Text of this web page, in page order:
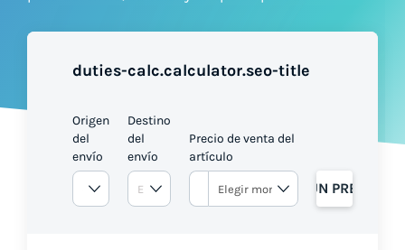
Pricing
duties-calc.calculator.seo-title
Origen
del
envío
Destino
del
envío
Precio de venta del
artículo
OBTENGA UN